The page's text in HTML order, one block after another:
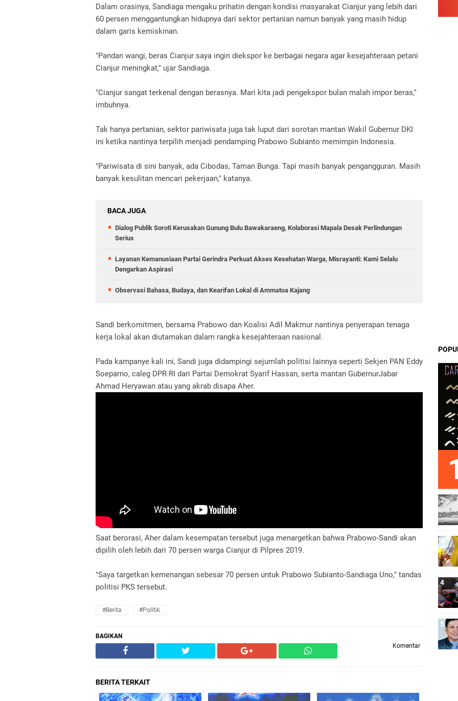
Dalam orasinya, Sandiaga mengaku prihatin dengan kondisi masyarakat Cianjur yang lebih dari
60 persen menggantungkan hidupnya dari sektor pertanian namun banyak yang masih hidup
dalam garis kemiskinan.
"Pandan wangi, beras Cianjur saya ingin diekspor ke berbagai negara agar kesejahteraan petani
Cianjur meningkat," ujar Sandiaga.
"Cianjur sangat terkenal dengan berasnya. Mari kita jadi pengekspor bulan malah impor beras,"
imbuhnya.
Tak hanya pertanian, sektor pariwisata juga tak luput dari sorotan mantan Wakil Gubernur DKI
ini ketika nantinya terpilih menjadi pendamping Prabowo Subianto memimpin Indonesia.
"Pariwisata di sini banyak, ada Cibodas, Taman Bunga. Tapi masih banyak pengangguran. Masih
banyak kesulitan mencari pekerjaan," katanya.
BACA JUGA
Dialog Publik Soroti Kerusakan Gunung Bulu Bawakaraeng, Kolaborasi Mapala Desak Perlindungan
Serius
Layanan Kemanusiaan Partai Gerindra Perkuat Akses Kesehatan Warga, Misrayanti: Kami Selalu
Dengarkan Aspirasi
Observasi Bahasa, Budaya, dan Kearifan Lokal di Ammatoa Kajang
Sandi berkomitmen, bersama Prabowo dan Koalisi Adil Makmur nantinya penyerapan tenaga
kerja lokal akan diutamakan dalam rangka kesejahteraan nasional.
Pada kampanye kali ini, Sandi juga didampingi sejumlah politisi lainnya seperti Sekjen PAN Eddy
Soeparno, caleg DPR RI dari Partai Demokrat Syarif Hassan, serta mantan GubernurJabar
Ahmad Heryawan atau yang akrab disapa Aher.
Saat berorasi, Aher dalam kesempatan tersebut juga menargetkan bahwa Prabowo-Sandi akan
dipilih oleh lebih dari 70 persen warga Cianjur di Pilpres 2019.
"Saya targetkan kemenangan sebesar 70 persen untuk Prabowo Subianto-Sandiaga Uno," tandas
politisi PKS tersebut.
#Berita #Politik
BAGIKAN
Komentar
BERITA TERKAIT